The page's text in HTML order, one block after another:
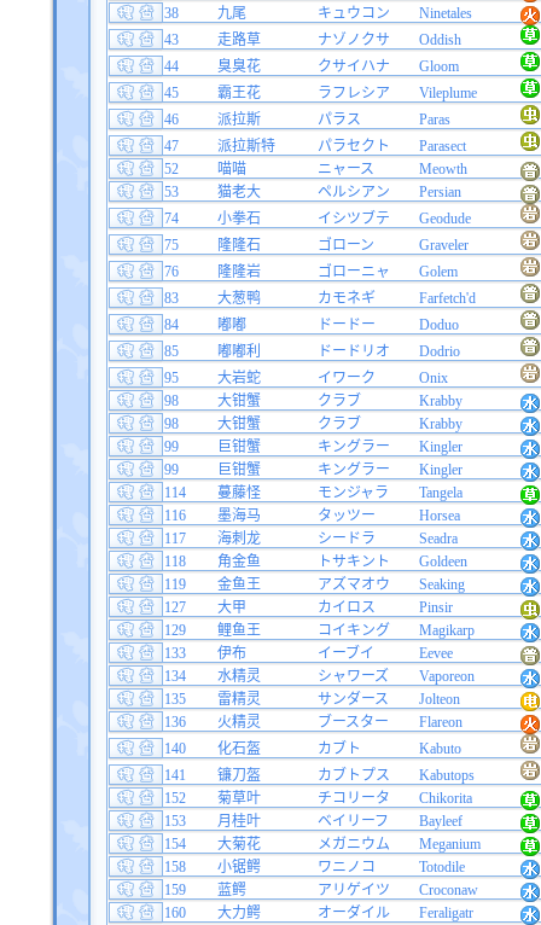
38
九尾 キュウコン
Ninetales
43
走路草 ナゾノクサ
Oddish
44
臭臭花 クサイハナ
Gloom
45
霸王花 ラフレシア
Vileplume
46
派拉斯 パラス
Paras
47
派拉斯特 パラセクト
Parasect
52
喵喵 ニャース
Meowth
53
猫老大 ペルシアン
Persian
74
小拳石 イシツブテ
Geodude
75
隆隆石 ゴローン
Graveler
76
隆隆岩 ゴローニャ
Golem
83
大葱鸭 カモネギ
Farfetch'd
84
嘟嘟 ドードー
Doduo
85
嘟嘟利 ドードリオ
Dodrio
95
大岩蛇 イワーク
Onix
98
大钳蟹 クラブ
Krabby
98
大钳蟹 クラブ
Krabby
99
巨钳蟹 キングラー
Kingler
99
巨钳蟹 キングラー
Kingler
114
蔓藤怪 モンジャラ
Tangela
116
墨海马 タッツー
Horsea
117
海刺龙 シードラ
Seadra
118
角金鱼 トサキント
Goldeen
119
金鱼王 アズマオウ
Seaking
127
大甲 カイロス
Pinsir
129
鲤鱼王 コイキング
Magikarp
133
伊布 イーブイ
Eevee
134
水精灵 シャワーズ
Vaporeon
135
雷精灵 サンダース
Jolteon
136
火精灵 ブースター
Flareon
140
化石盔 カブト
Kabuto
141
镰刀盔 カブトプス
Kabutops
152
菊草叶 チコリータ
Chikorita
153
月桂叶 ベイリーフ
Bayleef
154
大菊花 メガニウム
Meganium
158
小锯鳄 ワニノコ
Totodile
159
蓝鳄 アリゲイツ
Croconaw
160
大力鳄 オーダイル
Feraligatr